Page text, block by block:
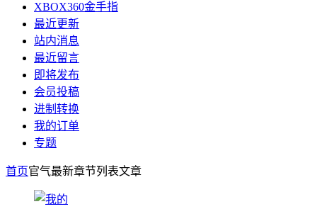
XBOX360金手指
最近更新
站内消息
最近留言
即将发布
会员投稿
进制转换
我的订单
专题
首页官气最新章节列表文章